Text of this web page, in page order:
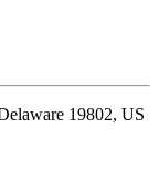
19802, US